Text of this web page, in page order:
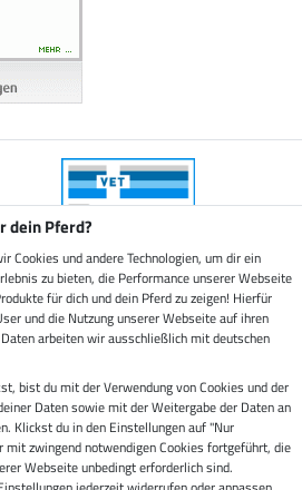
Rechnung Vorkasse
Impressum
dein Pferd?
Cookies und andere Technologien, um dir ein
zu bieten, die Performance unserer Webseite
für dich und dein Pferd zu zeigen! Hierfür
und die Nutzung unserer Webseite auf ihren
arbeiten wir ausschließlich mit deutschen
bist du mit der Verwendung von Cookies und der
Daten sowie mit der Weitergabe der Daten an
Klickst du in den Einstellungen auf "Nur
mit zwingend notwendigen Cookies fortgeführt, die
Webseite unbedingt erforderlich sind.